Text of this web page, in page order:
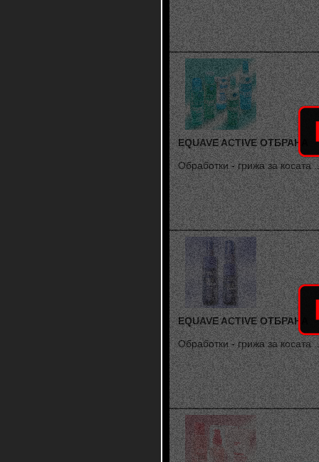
EQUAVE ACTIVE ОТБРАНА
Обработки - грижа за косата
EQUAVE ACTIVE ОТБРАНА
Обработки - грижа за косата